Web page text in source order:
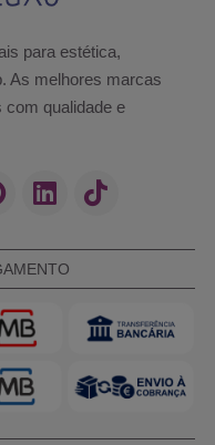
para estética,
As melhores marcas
com qualidade e